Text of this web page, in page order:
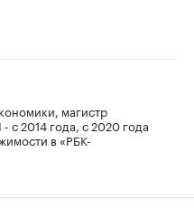
магистр
с 2014 года, с 2020 года
в «РБК-